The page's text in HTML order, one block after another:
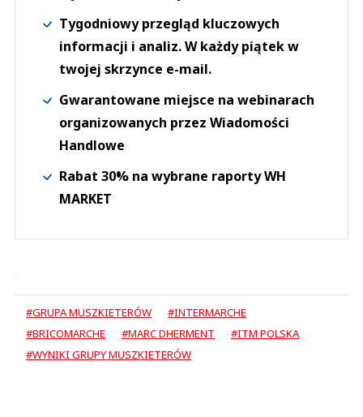
Tygodniowy przegląd kluczowych
informacji i analiz. W każdy piątek w
twojej skrzynce e-mail.
Gwarantowane miejsce na webinarach
organizowanych przez Wiadomości
Handlowe
Rabat 30% na wybrane raporty WH
MARKET
#GRUPA MUSZKIETERÓW
#INTERMARCHE
#BRICOMARCHE
#MARC DHERMENT
#ITM POLSKA
#WYNIKI GRUPY MUSZKIETERÓW